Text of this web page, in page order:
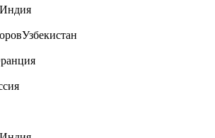
Индия
Узбекистан